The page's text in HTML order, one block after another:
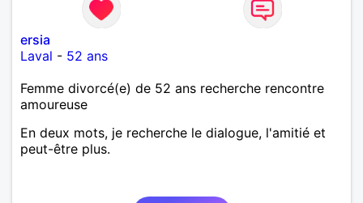
ersia
Laval - 52 ans
Femme divorcé(e) de 52 ans recherche rencontre
amoureuse
En deux mots, je recherche le dialogue, l'amitié et
peut-être plus.